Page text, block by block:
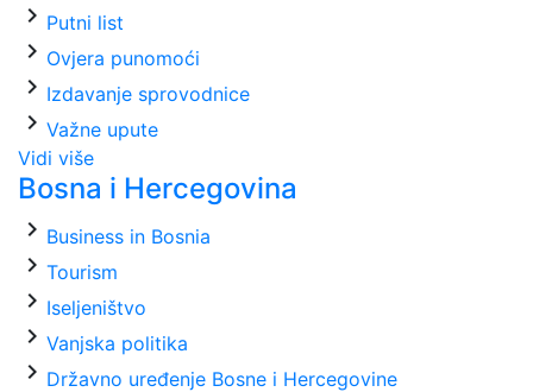
chevron_right Putni list
chevron_right Ovjera punomoći
chevron_right Izdavanje sprovodnice
chevron_right Važne upute
Vidi više
Bosna i Hercegovina
chevron_right Business in Bosnia
chevron_right Tourism
chevron_right Iseljeništvo
chevron_right Vanjska politika
chevron_right Državno uređenje Bosne i Hercegovine